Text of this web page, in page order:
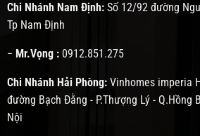
Chi Nhánh Nam Định: Số 12/92 đường
Tp Nam Định
− Mr.Vọng : 0912.851.275
Chi Nhánh Hải Phòng: Vinhomes imperia
đường Bạch Đằng - P.Thượng Lý - Q.Hồng
Nội